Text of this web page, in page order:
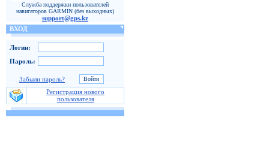
Служба поддержки пользователей
навигаторов GARMIN (без выходных)
support@gps.kz
ВХОД
Логин:
Пароль:
Забыли пароль?
Регистрация нового
пользователя